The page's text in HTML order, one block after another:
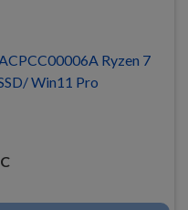
Ryzen 7
Win11 Pro